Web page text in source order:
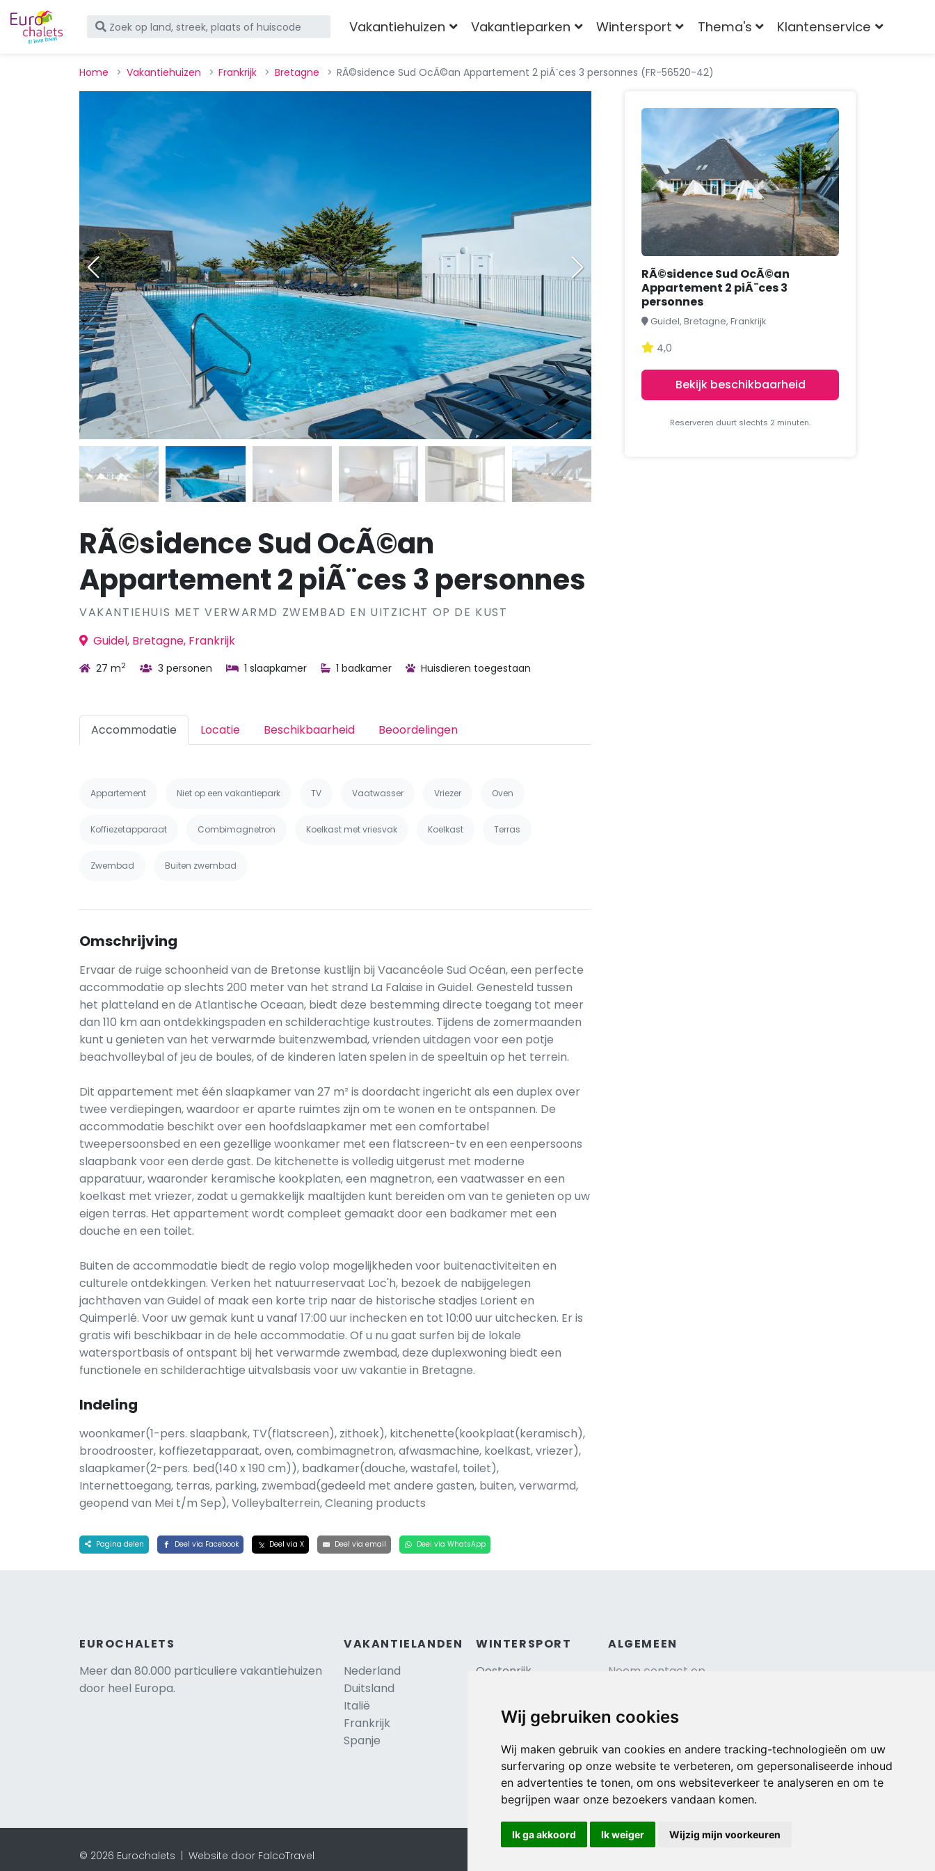
Wij gebruiken cookies
Wij maken gebruik van cookies en andere tracking-technologieën om uw
surfervaring op onze website te verbeteren, om gepersonaliseerde inhoud
en advertenties te tonen, om ons websiteverkeer te analyseren en om te
begrijpen waar onze bezoekers vandaan komen.
Ik ga akkoord Ik weiger Wijzig mijn voorkeuren
Vakantiehuizen Vakantieparken Wintersport Thema's Klantenservice
Home Vakantiehuizen Frankrijk Bretagne RÃ©sidence Sud OcÃ©an Appartement 2 piÃ¨ces 3 personnes (FR-56520-42)
RÃ©sidence Sud OcÃ©an
Appartement 2 piÃ¨ces 3 personnes
VAKANTIEHUIS MET VERWARMD ZWEMBAD EN UITZICHT OP DE KUST
Guidel, Bretagne, Frankrijk
27 m2 3 personen 1 slaapkamer 1 badkamer Huisdieren toegestaan
Accommodatie Locatie Beschikbaarheid Beoordelingen
Appartement Niet op een vakantiepark TV Vaatwasser Vriezer Oven
Koffiezetapparaat Combimagnetron Koelkast met vriesvak Koelkast Terras
Zwembad Buiten zwembad
Omschrijving
Ervaar de ruige schoonheid van de Bretonse kustlijn bij Vacancéole Sud Océan, een perfecte
accommodatie op slechts 200 meter van het strand La Falaise in Guidel. Genesteld tussen
het platteland en de Atlantische Oceaan, biedt deze bestemming directe toegang tot meer
dan 110 km aan ontdekkingspaden en schilderachtige kustroutes. Tijdens de zomermaanden
kunt u genieten van het verwarmde buitenzwembad, vrienden uitdagen voor een potje
beachvolleybal of jeu de boules, of de kinderen laten spelen in de speeltuin op het terrein.
Dit appartement met één slaapkamer van 27 m² is doordacht ingericht als een duplex over
twee verdiepingen, waardoor er aparte ruimtes zijn om te wonen en te ontspannen. De
accommodatie beschikt over een hoofdslaapkamer met een comfortabel
tweepersoonsbed en een gezellige woonkamer met een flatscreen-tv en een eenpersoons
slaapbank voor een derde gast. De kitchenette is volledig uitgerust met moderne
apparatuur, waaronder keramische kookplaten, een magnetron, een vaatwasser en een
koelkast met vriezer, zodat u gemakkelijk maaltijden kunt bereiden om van te genieten op uw
eigen terras. Het appartement wordt compleet gemaakt door een badkamer met een
douche en een toilet.
Buiten de accommodatie biedt de regio volop mogelijkheden voor buitenactiviteiten en
culturele ontdekkingen. Verken het natuurreservaat Loc'h, bezoek de nabijgelegen
jachthaven van Guidel of maak een korte trip naar de historische stadjes Lorient en
Quimperlé. Voor uw gemak kunt u vanaf 17:00 uur inchecken en tot 10:00 uur uitchecken. Er is
gratis wifi beschikbaar in de hele accommodatie. Of u nu gaat surfen bij de lokale
watersportbasis of ontspant bij het verwarmde zwembad, deze duplexwoning biedt een
functionele en schilderachtige uitvalsbasis voor uw vakantie in Bretagne.
Indeling
woonkamer(1-pers. slaapbank, TV(flatscreen), zithoek), kitchenette(kookplaat(keramisch),
broodrooster, koffiezetapparaat, oven, combimagnetron, afwasmachine, koelkast, vriezer),
slaapkamer(2-pers. bed(140 x 190 cm)), badkamer(douche, wastafel, toilet),
Internettoegang, terras, parking, zwembad(gedeeld met andere gasten, buiten, verwarmd,
geopend van Mei t/m Sep), Volleybalterrein, Cleaning products
Pagina delen Deel via Facebook Deel via X Deel via email Deel via WhatsApp
RÃ©sidence Sud OcÃ©an
Appartement 2 piÃ¨ces 3
personnes
Guidel, Bretagne, Frankrijk
4,0
Bekijk beschikbaarheid
Reserveren duurt slechts 2 minuten.
EUROCHALETS
Meer dan 80.000 particuliere vakantiehuizen
door heel Europa.
VAKANTIELANDEN
Nederland
Duitsland
Italië
Frankrijk
Spanje
WINTERSPORT
Oostenrijk
Zwitserland
Tsjechië
TIP
Duitsland
ALGEMEEN
Neem contact op
Reisverzekering afsluiten
Algemene voorwaarden
© 2026 Eurochalets | Website door FalcoTravel